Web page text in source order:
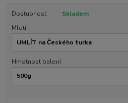
Dostupnost
Skladem
Mletí
Hmotnost balení